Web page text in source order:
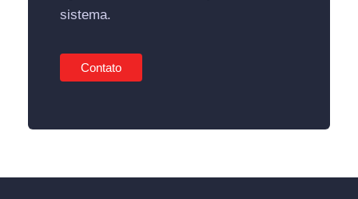
sistema.
Contato